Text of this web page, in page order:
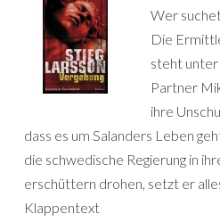
Wer
Die
steht
Partner
ihre
dass es um Salanders Leben
die schwedische Regierung in
erschüttern drohen, setzt er
Klappentext